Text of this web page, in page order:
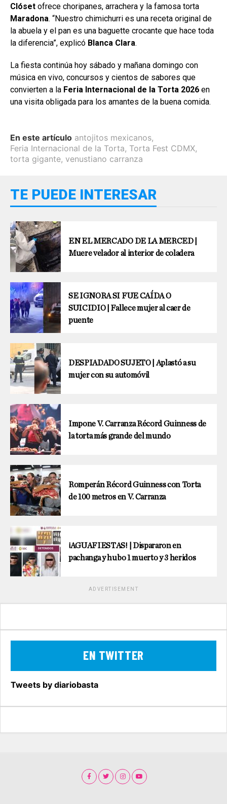
Clóset ofrece choripanes, arrachera y la famosa torta
Maradona. “Nuestro chimichurri es una receta original de
la abuela y el pan es una baguette crocante que hace toda
la diferencia”, explicó Blanca Clara.
La fiesta continúa hoy sábado y mañana domingo con
música en vivo, concursos y cientos de sabores que
convierten a la Feria Internacional de la Torta 2026 en
una visita obligada para los amantes de la buena comida.
En este artículo antojitos mexicanos,
Feria Internacional de la Torta, Torta Fest CDMX,
torta gigante, venustiano carranza
TE PUEDE INTERESAR
EN EL MERCADO DE LA MERCED |
Muere velador al interior de coladera
SE IGNORA SI FUE CAÍDA O
SUICIDIO | Fallece mujer al caer de
puente
DESPIADADO SUJETO | Aplastó a su
mujer con su automóvil
Impone V. Carranza Récord Guinness de
la torta más grande del mundo
Romperán Récord Guinness con Torta
de 100 metros en V. Carranza
¡AGUAFIESTAS! | Dispararon en
pachanga y hubo 1 muerto y 3 heridos
ADVERTISEMENT
EN TWITTER
Tweets by diariobasta